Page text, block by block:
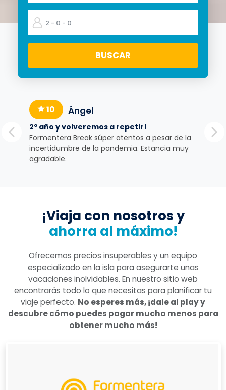
2 - 0 - 0
10 Ángel
2º año y volveremos a repetir!
Formentera Break súper atentos a pesar de la
incertidumbre de la pandemia. Estancia muy
agradable.
¡Viaja con nosotros y
ahorra al máximo!
Ofrecemos precios insuperables y un equipo
especializado en la isla para asegurarte unas
vacaciones inolvidables. En nuestro sitio web
encontrarás todo lo que necesitas para planificar tu
viaje perfecto. No esperes más, ¡dale al play y
descubre cómo puedes pagar mucho menos para
obtener mucho más!